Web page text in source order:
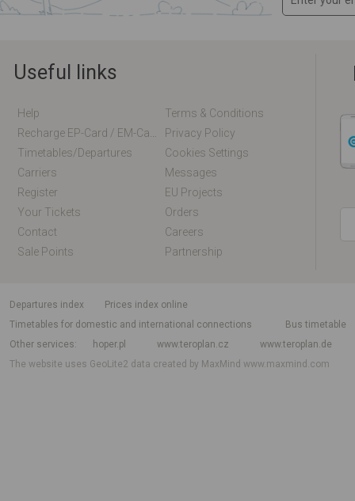
Useful links
Help
Terms & Conditions
Privacy Policy
Timetables/departures
Cookies Settings
Carriers
Messages
Register
EU Projects
Your Tickets
Orders
Contact
Careers
Sale Points
Partnership
departures index
Prices index online
Timetables for domestic and international connections
Bus timetable
Other services
hoper.pl www.teroplan.cz
www.teroplan.de
The website uses GeoLite2 data created by MaxMindwww.maxmind.com